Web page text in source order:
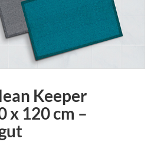
Keeper
x 120 cm –